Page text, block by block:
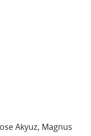
Akyuz Magnus